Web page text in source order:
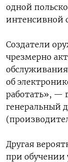
одной
интенсивной
Создатели
чрезмерно
об
работать», —
генеральный
Другая
при обучении